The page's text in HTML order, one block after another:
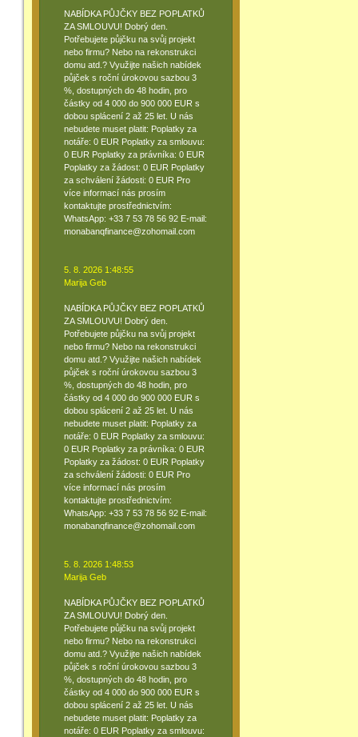
NABÍDKA PŮJČKY BEZ POPLATKŮ
ZA SMLOUVU! Dobrý den.
Potřebujete půjčku na svůj projekt
nebo firmu? Nebo na rekonstrukci
domu atd.? Využijte našich nabídek
půjček s roční úrokovou sazbou 3
%, dostupných do 48 hodin, pro
částky od 4 000 do 900 000 EUR s
dobou splácení 2 až 25 let. U nás
nebudete muset platit: Poplatky za
notáře: 0 EUR Poplatky za smlouvu:
0 EUR Poplatky za právníka: 0 EUR
Poplatky za žádost: 0 EUR Poplatky
za schválení žádosti: 0 EUR Pro
více informací nás prosím
kontaktujte prostřednictvím:
WhatsApp: +33 7 53 78 56 92 E-mail:
monabanqfinance@zohomail.com
5. 8. 2026 1:48:55
Marija Geb
NABÍDKA PŮJČKY BEZ POPLATKŮ
ZA SMLOUVU! Dobrý den.
Potřebujete půjčku na svůj projekt
nebo firmu? Nebo na rekonstrukci
domu atd.? Využijte našich nabídek
půjček s roční úrokovou sazbou 3
%, dostupných do 48 hodin, pro
částky od 4 000 do 900 000 EUR s
dobou splácení 2 až 25 let. U nás
nebudete muset platit: Poplatky za
notáře: 0 EUR Poplatky za smlouvu:
0 EUR Poplatky za právníka: 0 EUR
Poplatky za žádost: 0 EUR Poplatky
za schválení žádosti: 0 EUR Pro
více informací nás prosím
kontaktujte prostřednictvím:
WhatsApp: +33 7 53 78 56 92 E-mail:
monabanqfinance@zohomail.com
5. 8. 2026 1:48:53
Marija Geb
NABÍDKA PŮJČKY BEZ POPLATKŮ
ZA SMLOUVU! Dobrý den.
Potřebujete půjčku na svůj projekt
nebo firmu? Nebo na rekonstrukci
domu atd.? Využijte našich nabídek
půjček s roční úrokovou sazbou 3
%, dostupných do 48 hodin, pro
částky od 4 000 do 900 000 EUR s
dobou splácení 2 až 25 let. U nás
nebudete muset platit: Poplatky za
notáře: 0 EUR Poplatky za smlouvu: